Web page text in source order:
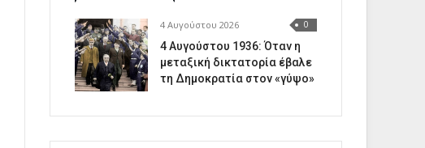
4 Αυγούστου 2026 0
4 Αυγούστου 1936: Όταν η
μεταξική δικτατορία έβαλε
τη Δημοκρατία στον «γύψο»